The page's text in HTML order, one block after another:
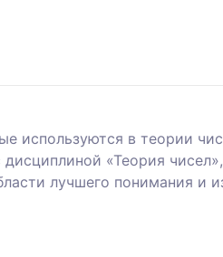
используются в теории
«Теория чисел»,
лучшего понимания и